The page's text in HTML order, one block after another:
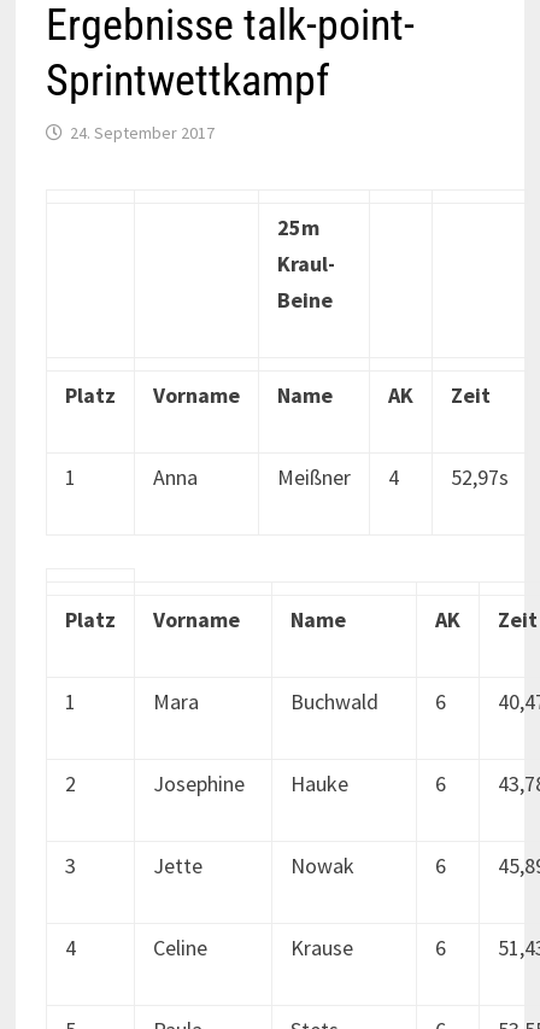
Ergebnisse talk-point-
Sprintwettkampf
24. September 2017
25m
Kraul-
Beine
Platz Vorname Name AK Zeit
1 Anna Meißner 4 52,97s
Platz Vorname Name AK Zeit
1 Mara Buchwald 6
2 Josephine Hauke 6
3 Jette Nowak 6
4 Celine Krause 6